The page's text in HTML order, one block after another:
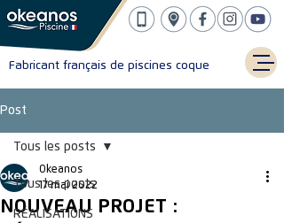
Fabricant français de piscines coque
Post
Tous les posts
RÉALISATIONS
Tous les posts
NOUVEAU PROJET :
Okeanos
17 mai 2022